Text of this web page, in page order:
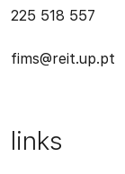
225 518 557
fims@reit.up.pt
links